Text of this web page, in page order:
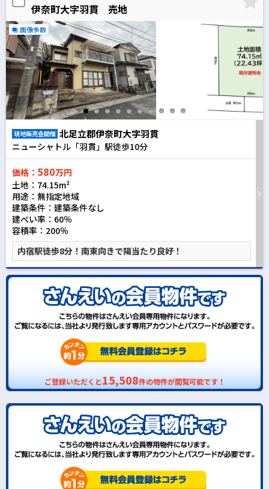
伊奈町大字羽貫 売地
画像多数
現地販売会開催 北足立郡伊奈町大字羽貫
ニューシャトル「羽貫」駅徒歩10分
価格： 580万円
土地：74.15m²
用途：無指定地域
建築条件： 建築条件なし
建ぺい率：60％
容積率：200％
内宿駅徒歩8分！南東向きで陽当たり良好！
ご登録いただくと15,508件の物件が閲覧可能です！